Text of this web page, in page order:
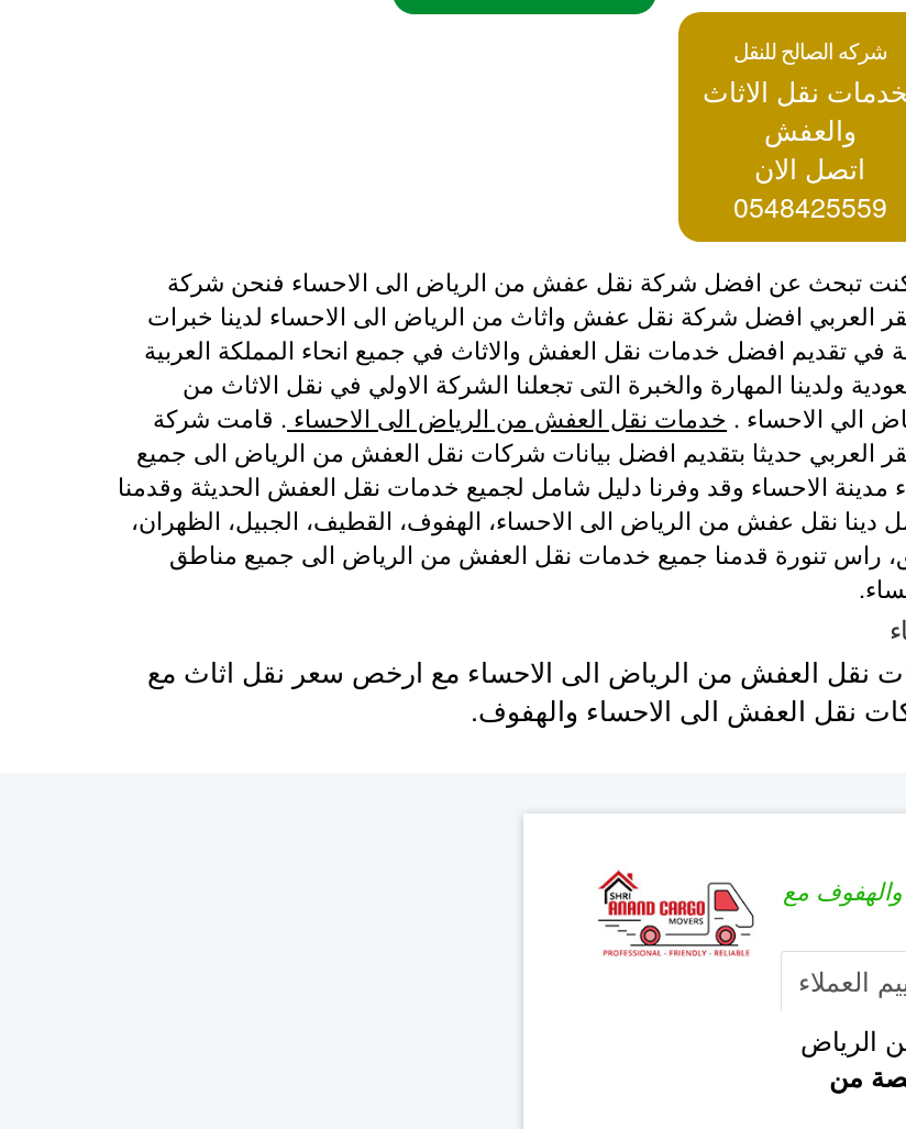
شركه الصالح للنقل
نقل الاثاث
والعفش
اتصل الان
0548425559
تبحث عن افضل شركة نقل عفش من الرياض الى الاحساء فنحن شركة
العربي افضل شركة نقل عفش واثاث من الرياض الى الاحساء لدينا خبرات
في تقديم افضل خدمات نقل العفش والاثاث في جميع انحاء المملكة العربية
ولدينا المهارة والخبرة التى تجعلنا الشركة الاولي في نقل الاثاث من
الي الاحساء . خدمات نقل العفش من الرياض الى الاحساء . قامت شركة
العربي حديثا بتقديم افضل بيانات شركات نقل العفش من الرياض الى جميع
مدينة الاحساء وقد وفرنا دليل شامل لجميع خدمات نقل العفش الحديثة وقدمنا
دينا نقل عفش من الرياض الى الاحساء، الهفوف، القطيف، الجبيل، الظهران،
راس تنورة قدمنا جميع خدمات نقل العفش من الرياض الى جميع مناطق
نقل العفش من الرياض الى الاحساء مع ارخص سعر نقل اثاث مع
نقل العفش الى الاحساء والهفوف.
مع
العملاء
الرياض
من